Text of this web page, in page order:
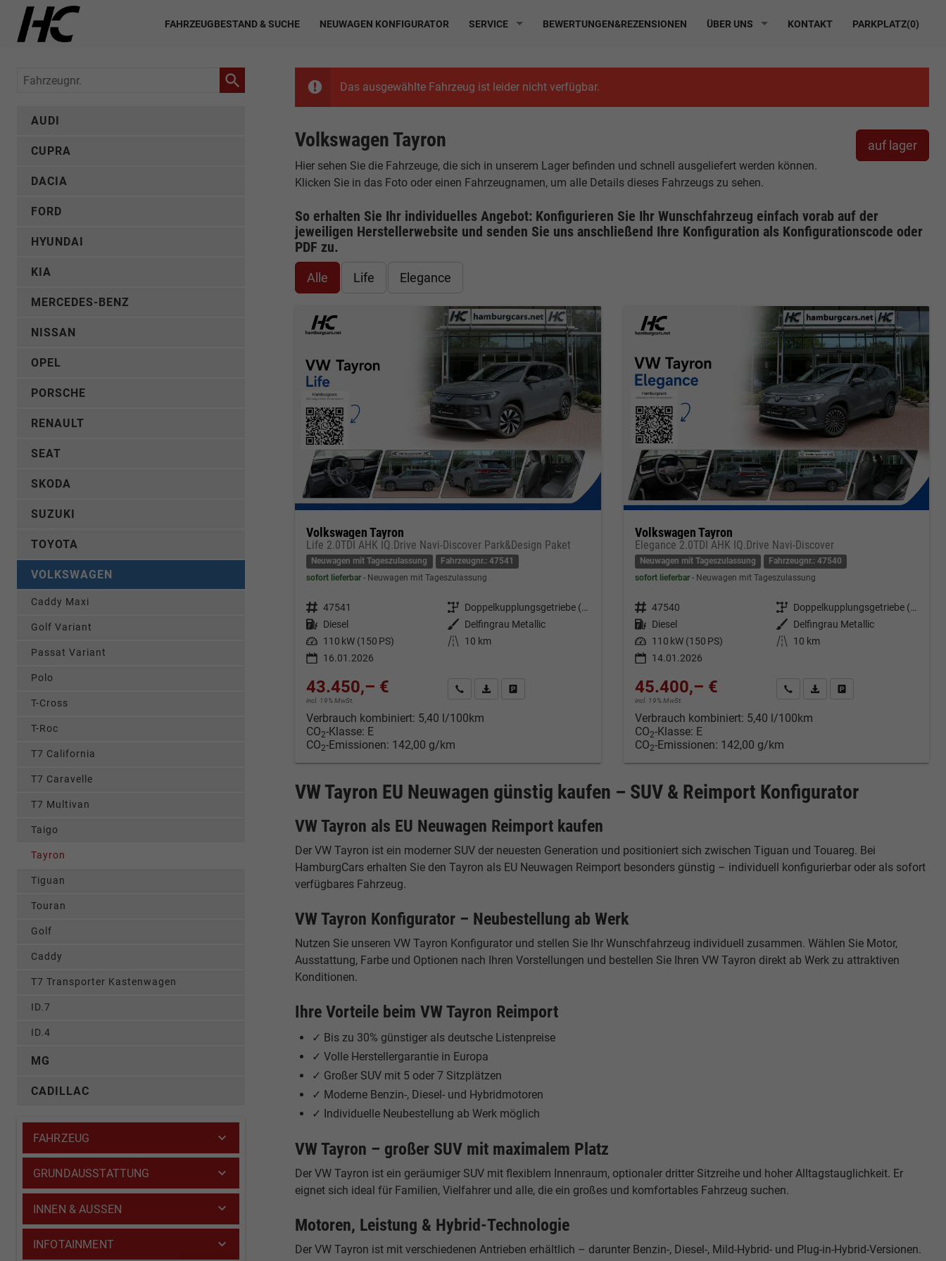
FAHRZEUGBESTAND & SUCHE NEUWAGEN KONFIGURATOR SERVICE BEWERTUNGEN&REZENSIONEN ÜBER UNS KONTAKT PARKPLATZ(0)
Das ausgewählte Fahrzeug ist leider nicht verfügbar.
auf lager
Volkswagen Tayron
Hier sehen Sie die Fahrzeuge, die sich in unserem Lager befinden und schnell ausgeliefert werden können.
Klicken Sie in das Foto oder einen Fahrzeugnamen, um alle Details dieses Fahrzeugs zu sehen.
So erhalten Sie Ihr individuelles Angebot: Konfigurieren Sie Ihr Wunschfahrzeug einfach vorab auf der
jeweiligen Herstellerwebsite und senden Sie uns anschließend Ihre Konfiguration als Konfigurationscode oder
PDF zu.
Alle Life Elegance
Volkswagen Tayron
Life 2.0TDI AHK IQ.Drive Navi-Discover Park&Design Paket
Neuwagen mit Tageszulassung
Fahrzeugnr.: 47541
sofort lieferbar
Neuwagen mit Tageszulassung
Fahrzeugnr. 47541 Getriebe
Doppelkupplungsgetriebe (DSG)
Kraftstoff Diesel Außenfarbe Delfingrau Metallic
Leistung 110 kW (150 PS) Kilometerstand
10 km
16.01.2026
43.450,– €
incl. 19% MwSt.
Kontakt & Angebot anfordern
PDF-Datei, Fahrzeugexposé drucken
Fahrzeug merken/Expose drucken
Verbrauch kombiniert: 5,40 l/100km
CO2-Klasse: E
CO2-Emissionen: 142,00 g/km
Volkswagen Tayron
Elegance 2.0TDI AHK IQ.Drive Navi-Discover
Neuwagen mit Tageszulassung
Fahrzeugnr.: 47540
sofort lieferbar Neuwagen mit Tageszulassung
Fahrzeugnr. 47540 Getriebe
Doppelkupplungsgetriebe (DSG)
Kraftstoff Diesel Außenfarbe Delfingrau Metallic
Leistung 110 kW (150 PS) Kilometerstand
10 km
14.01.2026
45.400,– €
incl. 19% MwSt.
Kontakt & Angebot anfordern
PDF-Datei, Fahrzeugexposé
Fahrzeug merken/Expose
Verbrauch kombiniert: 5,40 l/100km
CO2-Klasse: E
CO2-Emissionen: 142,00 g/km
VW Tayron EU Neuwagen günstig kaufen – SUV & Reimport Konfigurator
VW Tayron als EU Neuwagen Reimport kaufen
Der VW Tayron ist ein moderner SUV der neuesten Generation und positioniert sich zwischen Tiguan und Touareg. Bei
HamburgCars erhalten Sie den Tayron als EU Neuwagen Reimport besonders günstig – individuell konfigurierbar oder als sofort
verfügbares Fahrzeug.
VW Tayron Konfigurator – Neubestellung ab Werk
Nutzen Sie unseren VW Tayron Konfigurator und stellen Sie Ihr Wunschfahrzeug individuell zusammen. Wählen Sie Motor,
Ausstattung, Farbe und Optionen nach Ihren Vorstellungen und bestellen Sie Ihren VW Tayron direkt ab Werk zu attraktiven
Konditionen.
Ihre Vorteile beim VW Tayron Reimport
✓ Bis zu 30% günstiger als deutsche Listenpreise
✓ Volle Herstellergarantie in Europa
✓ Großer SUV mit 5 oder 7 Sitzplätzen
✓ Moderne Benzin-, Diesel- und Hybridmotoren
✓ Individuelle Neubestellung ab Werk möglich
VW Tayron – großer SUV mit maximalem Platz
Der VW Tayron ist ein geräumiger SUV mit flexiblem Innenraum, optionaler dritter Sitzreihe und hoher Alltagstauglichkeit. Er
eignet sich ideal für Familien, Vielfahrer und alle, die ein großes und komfortables Fahrzeug suchen.
Motoren, Leistung & Hybrid-Technologie
Der VW Tayron ist mit verschiedenen Antrieben erhältlich – darunter Benzin-, Diesel-, Mild-Hybrid- und Plug-in-Hybrid-Versionen.
Fahrzeugnr.
AUDI
CUPRA
DACIA
FORD
HYUNDAI
KIA
MERCEDES-BENZ
NISSAN
OPEL
PORSCHE
RENAULT
SEAT
SKODA
SUZUKI
TOYOTA
VOLKSWAGEN
Caddy Maxi
Golf Variant
Passat Variant
Polo
T-Cross
T-Roc
T7 California
T7 Caravelle
T7 Multivan
Taigo
Tayron
Tiguan
Touran
Golf
Caddy
T7 Transporter Kastenwagen
ID.7
ID.4
MG
CADILLAC
FAHRZEUG
GRUNDAUSSTATTUNG
INNEN & AUSSEN
INFOTAINMENT